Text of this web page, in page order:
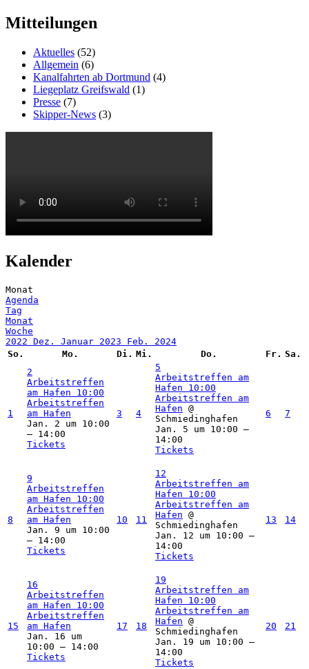
Mitteilungen
Aktuelles (52)
Allgemein (6)
Kanalfahrten ab Dortmund (4)
Liegeplatz Greifswald (1)
Presse (7)
Skipper-News (3)
Kalender
Monat
Agenda
Tag
Monat
Woche
2022 Dez. Januar 2023 Feb. 2024
So.
Mo. Di. Mi. Do. Fr. Sa.
1
2
Arbeitstreffen
am Hafen 10:00
Arbeitstreffen
am Hafen
Jan. 2 um 10:00
– 14:00
Tickets
3 4
5
Arbeitstreffen am
Hafen 10:00
Arbeitstreffen am
Hafen @
Schmiedinghafen
Jan. 5 um 10:00 –
14:00
Tickets
6 7
8
9
Arbeitstreffen
am Hafen 10:00
Arbeitstreffen
am Hafen
Jan. 9 um 10:00
– 14:00
Tickets
10 11
12
Arbeitstreffen am
Hafen 10:00
Arbeitstreffen am
Hafen @
Schmiedinghafen
Jan. 12 um 10:00 –
14:00
Tickets
13 14
15
16
Arbeitstreffen
am Hafen 10:00
Arbeitstreffen
am Hafen
Jan. 16 um
10:00 – 14:00
Tickets
17 18
19
Arbeitstreffen am
Hafen 10:00
Arbeitstreffen am
Hafen @
Schmiedinghafen
Jan. 19 um 10:00 –
14:00
Tickets
20 21